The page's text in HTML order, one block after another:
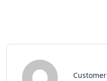
Customer